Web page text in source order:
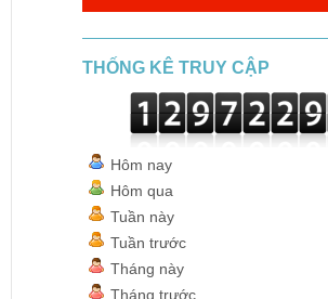
THỐNG KÊ TRUY CẬP
Hôm nay
Hôm qua
Tuần này
Tuần trước
Tháng này
Tháng trước